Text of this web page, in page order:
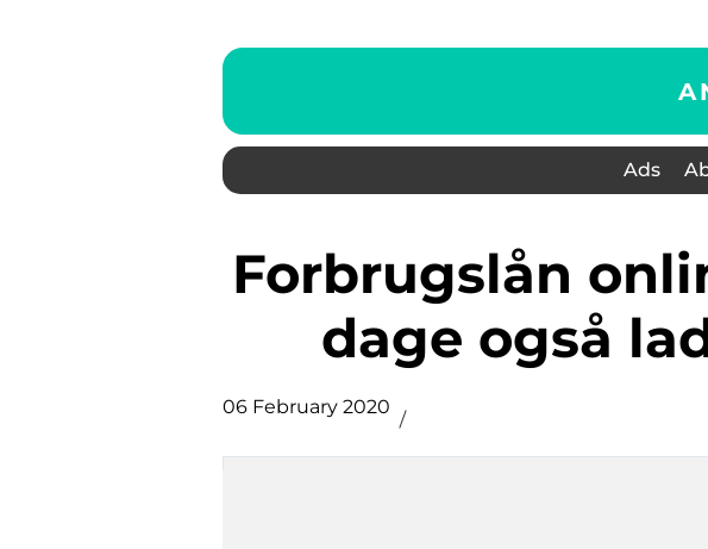
Ads
Forbrugslån online kan nu om
dage også
06 February 2020